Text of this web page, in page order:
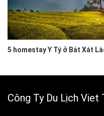
5 homestay Y Tý ở Bát Xát
Công Ty Du Lịch Viet